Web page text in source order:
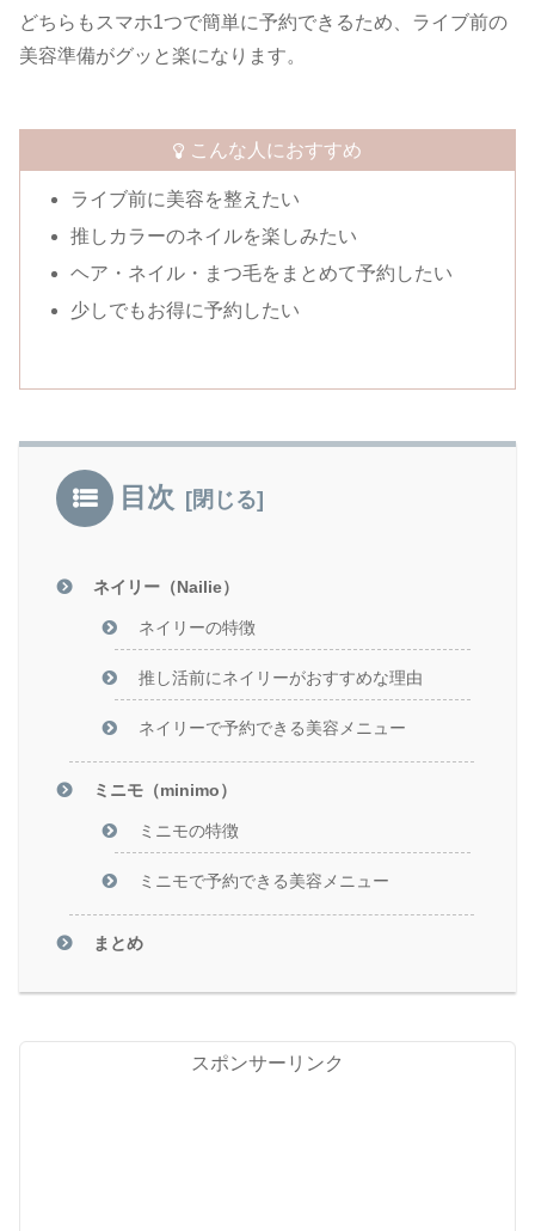
どちらもスマホ1つで簡単に予約できるため、ライブ前の
美容準備がグッと楽になります。
こんな人におすすめ
ライブ前に美容を整えたい
推しカラーのネイルを楽しみたい
ヘア・ネイル・まつ毛をまとめて予約したい
少しでもお得に予約したい
目次
ネイリー（Nailie）
ネイリーの特徴
推し活前にネイリーがおすすめな理由
ネイリーで予約できる美容メニュー
ミニモ（minimo）
ミニモの特徴
ミニモで予約できる美容メニュー
まとめ
スポンサーリンク